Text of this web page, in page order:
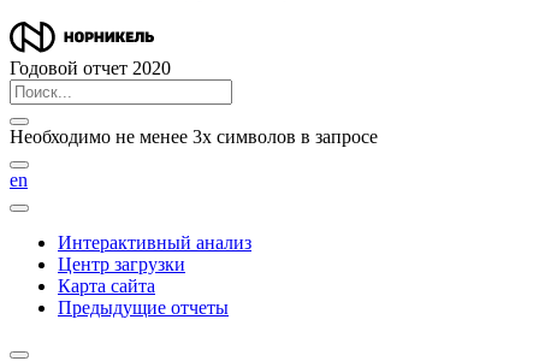
Годовой отчет 2020
Необходимо не менее 3х символов в запросе
en
Интерактивный анализ
Центр загрузки
Карта сайта
Предыдущие отчеты